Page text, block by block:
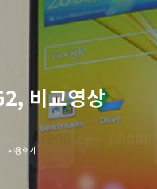
비교영상
사용후기